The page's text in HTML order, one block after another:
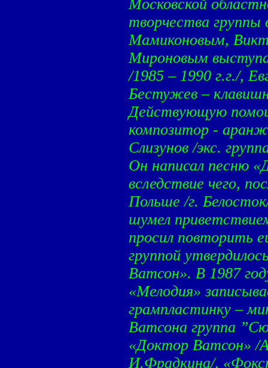
Московской
творчества группы
Мамиконовым,
Мироновым
/1985 – 1990 г.г./,
Бестужев –
Действующую
композитор -
Слизунов /экс.
Он написал песню
вследствие чего,
Польше /г.
шумел
просил повторить
группой
Ватсон». В 1987
«Мелодия»
грампластинку –
Ватсона группа
«Доктор Ватсон» /
И.Фрадкина/,